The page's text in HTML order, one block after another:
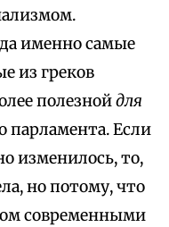
именно самые
из греков
полезнойдля
парламента. Если
изменилось, то,
но потому, что
современными